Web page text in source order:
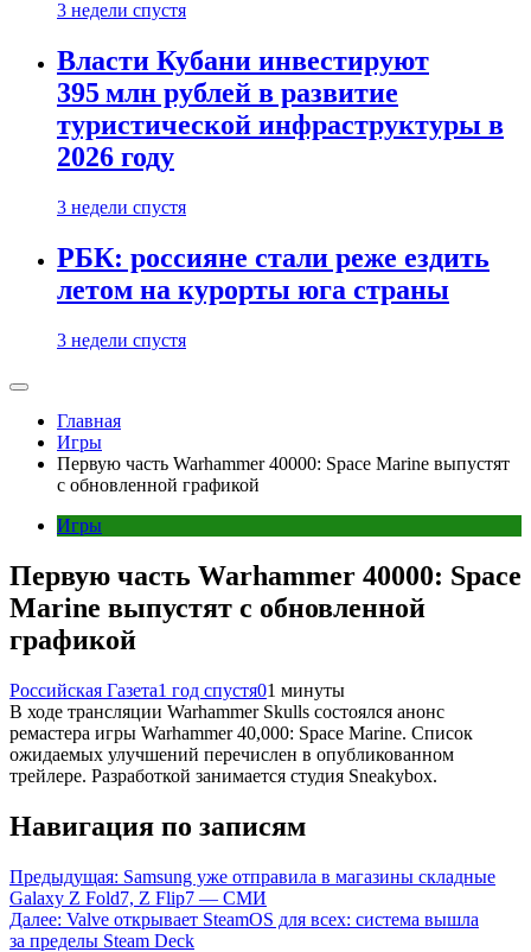
3 недели спустя
Власти Кубани инвестируют
395 млн рублей в развитие
туристической инфраструктуры в
2026 году
3 недели спустя
РБК: россияне стали реже ездить
летом на курорты юга страны
3 недели спустя
Главная
Игры
Первую часть Warhammer 40000: Space Marine выпустят
с обновленной графикой
Игры
Первую часть Warhammer 40000: Space
Marine выпустят с обновленной
графикой
Российская Газета1 год спустя01 минуты
В ходе трансляции Warhammer Skulls состоялся анонс
ремастера игры Warhammer 40,000: Space Marine. Список
ожидаемых улучшений перечислен в опубликованном
трейлере. Разработкой занимается студия Sneakybox.
Навигация по записям
Предыдущая: Samsung уже отправила в магазины складные
Galaxy Z Fold7, Z Flip7 — СМИ
Далее: Valve открывает SteamOS для всех: система вышла
за пределы Steam Deck